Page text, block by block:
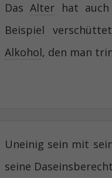
DasAlter hat
Beispiel
Alkohol, den man
Uneinig sein mit
seine